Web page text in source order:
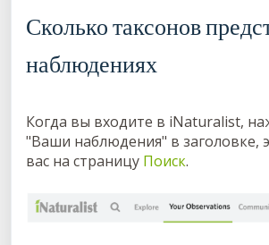
Сколько таксонов
наблюдениях
Когда вы входите в iNaturalist,
"Ваши наблюдения" в заголовке,
вас на страницу Поиск.